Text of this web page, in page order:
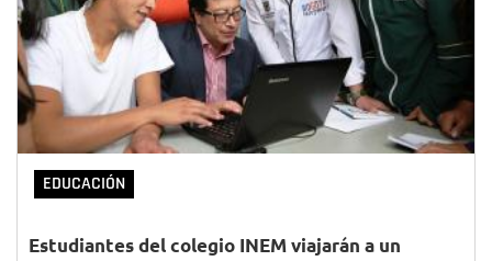
EDUCACIÓN
Estudiantes del colegio INEM viajarán a un